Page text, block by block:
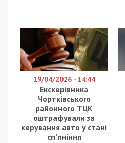
19/04/2026 - 14:44
Екскерівника
Чортківського
районного ТЦК
оштрафували за
керування авто у стані
сп’яніння